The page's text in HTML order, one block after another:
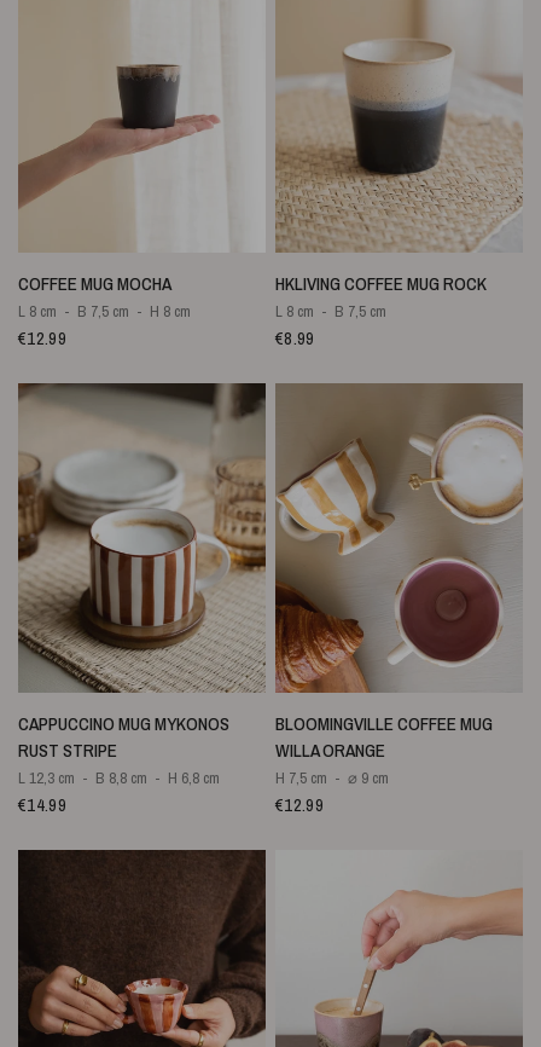
SNELLE WEERGAVE
COFFEE MUG MOCHA
L 8 cm B 7,5 cm H 8 cm
€12.99
SNELLE WEERGAVE
HKLIVING COFFEE MUG ROCK
L 8 cm B 7,5 cm
€8.99
SNELLE WEERGAVE
CAPPUCCINO MUG MYKONOS
RUST STRIPE
L 12,3 cm B 8,8 cm H 6,8 cm
€14.99
SNELLE WEERGAVE
BLOOMINGVILLE COFFEE MUG
WILLA ORANGE
H 7,5 cm ⌀ 9 cm
€12.99